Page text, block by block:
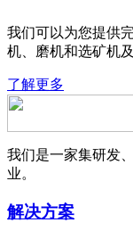
我们可以为您提供
机、磨机和选矿机
了解更多
我们是一家集研发
业。
解决方案